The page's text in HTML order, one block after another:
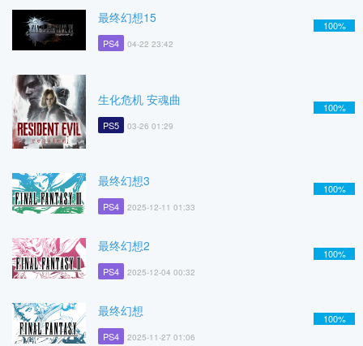
最终幻想15
PS4 04-22 23:42
100%
生化危机 安魂曲
PS5 03-26 01:29
100%
最终幻想3
PS4 2025-12-11 01:33
100%
最终幻想2
PS4 2025-12-04 00:32
100%
最终幻想
PS4 2025-11-27 01:06
100%